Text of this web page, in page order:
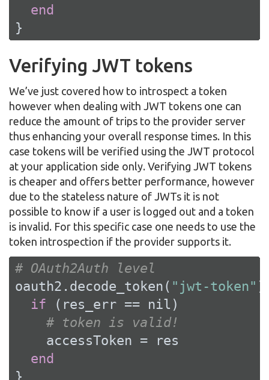
end
}
Verifying JWT tokens
We’ve just covered how to introspect a token
however when dealing with JWT tokens one can
reduce the amount of trips to the provider server
thus enhancing your overall response times. In this
case tokens will be verified using the JWT protocol
at your application side only. Verifying JWT tokens
is cheaper and offers better performance, however
due to the stateless nature of JWTs it is not
possible to know if a user is logged out and a token
is invalid. For this specific case one needs to use the
token introspection if the provider supports it.
# OAuth2Auth level
oauth2.decode_token( "jwt-token"
if (res_err == nil )
# token is valid!
    accessToken = res
end
}